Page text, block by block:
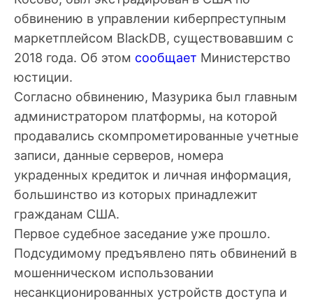
обвинению в управлении киберпреступным
маркетплейсом BlackDB, существовавшим с
2018 года. Об этом сообщает Министерство
юстиции.
Согласно обвинению, Мазурика был главным
администратором платформы, на которой
продавались скомпрометированные учетные
записи, данные серверов, номера
украденных кредиток и личная информация,
большинство из которых принадлежит
гражданам США.
Первое судебное заседание уже прошло.
Подсудимому предъявлено пять обвинений в
мошенническом использовании
несанкционированных устройств доступа и